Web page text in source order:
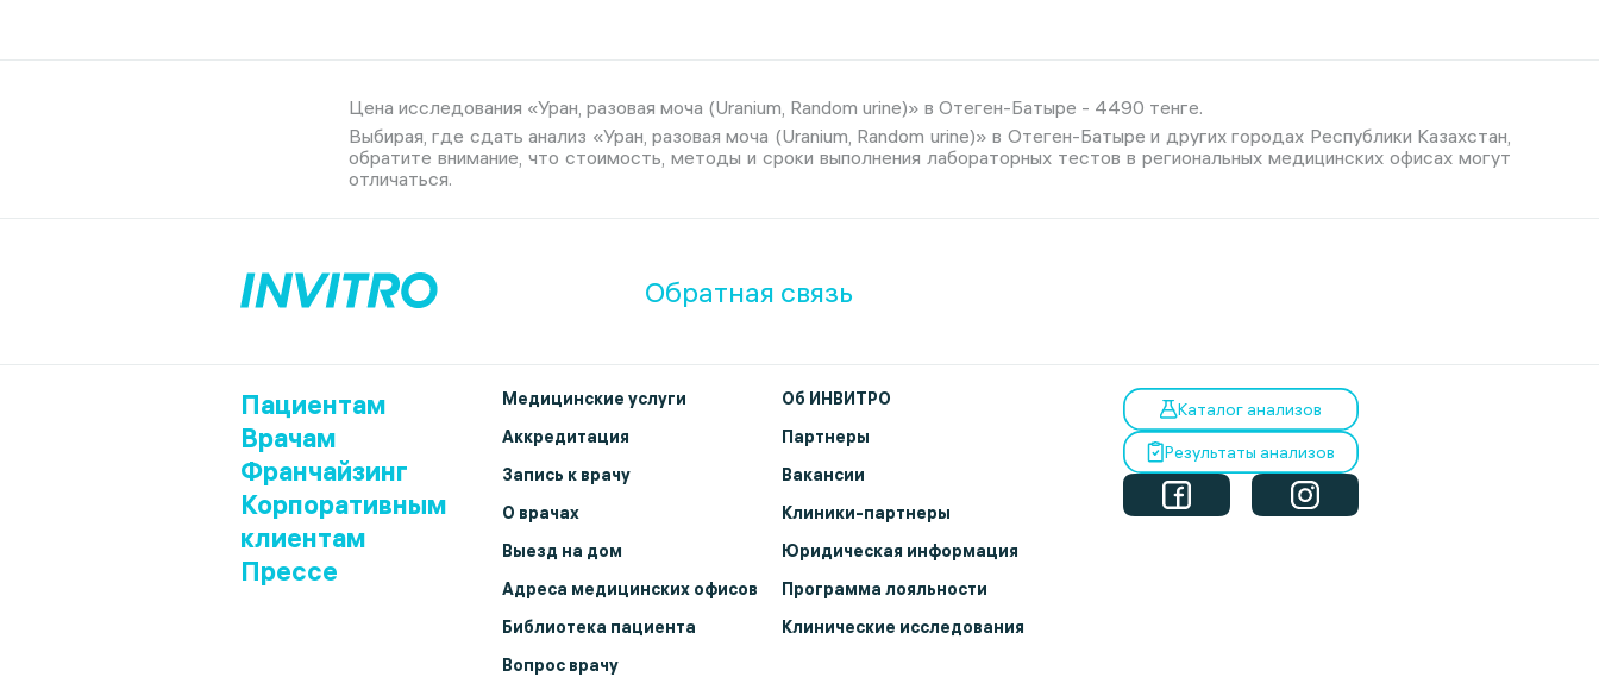
Цена исследования «Уран, разовая моча (Uranium, Random urine)» в Отеген-Батыре - 4490 тенге.
Выбирая, где сдать анализ «Уран, разовая моча (Uranium, Random urine)» в Отеген-Батыре и других городах Республики Казахстан,
обратите внимание, что стоимость, методы и сроки выполнения лабораторных тестов в региональных медицинских офисах могут
отличаться.
Обратная связь
Пациентам
Врачам
Франчайзинг
Корпоративным
клиентам
Прессе
Медицинские услуги
Аккредитация
Запись к врачу
О врачах
Выезд на дом
Адреса медицинских офисов
Библиотека пациента
Вопрос врачу
Об ИНВИТРО
Партнеры
Вакансии
Клиники-партнеры
Юридическая информация
Программа лояльности
Клинические исследования
Каталог анализов
Результаты анализов